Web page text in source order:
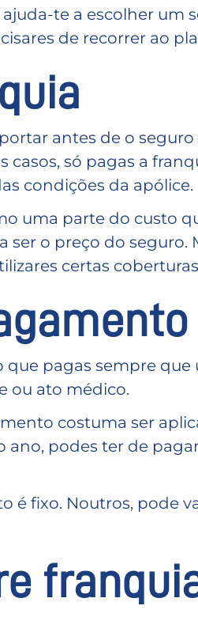
te a escolher um
de recorrer ao
antes de o
casos, só pagas a
condições da apólice.
uma parte do custo
ser o preço do seguro.
certas
pagas sempre que
ou ato médico.
costuma ser
ano, podes ter de
é fixo. Noutros, pode